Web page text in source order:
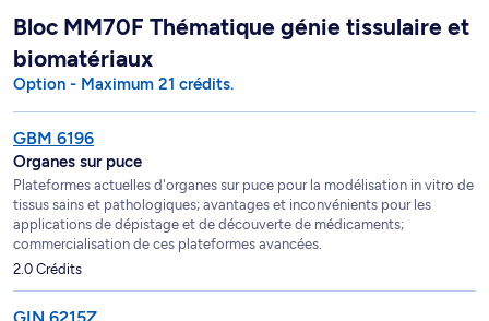
Bloc MM70F Thématique génie tissulaire et
biomatériaux
Option - Maximum 21 crédits.
GBM 6196
Organes sur puce
Plateformes actuelles d'organes sur puce pour la modélisation in vitro de
tissus sains et pathologiques; avantages et inconvénients pour les
applications de dépistage et de découverte de médicaments;
commercialisation de ces plateformes avancées.
2.0 Crédits